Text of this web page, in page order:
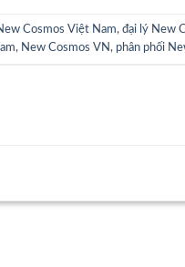
Cosmos Việt Nam,đại lý New
, New Cosmos VN , phân phối